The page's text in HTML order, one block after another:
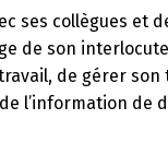
ses collègues et
de son
de gérer
l’information de